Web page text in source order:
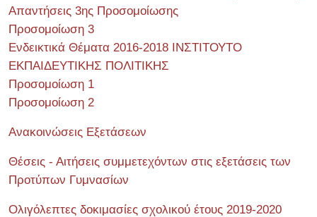
Απαντήσεις 3ης Προσομοίωσης
Προσομοίωση 3
Ενδεικτικά Θέματα 2016-2018 ΙΝΣΤΙΤΟΥΤΟ
ΕΚΠΑΙΔΕΥΤΙΚΗΣ ΠΟΛΙΤΙΚΗΣ
Προσομοίωση 1
Προσομοίωση 2
Ανακοινώσεις Εξετάσεων
Θέσεις - Αιτήσεις συμμετεχόντων στις εξετάσεις των
Προτύπων Γυμνασίων
Ολιγόλεπτες δοκιμασίες σχολικού έτους 2019-2020